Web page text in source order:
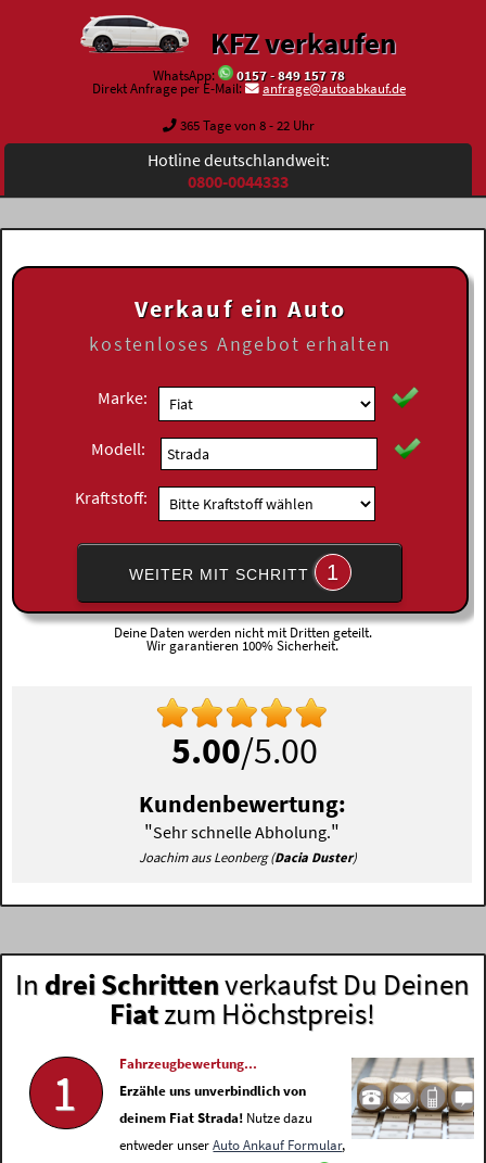
KFZ verkaufen
WhatsApp:
0157 - 849 157 78
Direkt Anfrage per E-Mail:
anfrage@autoabkauf.de
365 Tage von 8 - 22 Uhr
Hotline deutschlandweit:
0800-0044333
Verkauf ein Auto
kostenloses Angebot erhalten
Marke:
Modell:
Kraftstoff:
WEITER MIT SCHRITT 1
Deine Daten werden nicht mit Dritten geteilt.
Wir garantieren 100% Sicherheit.
5.00/5.00
Kundenbewertung:
"Sehr schnelle Abholung."
Joachim aus Leonberg (Dacia Duster)
In drei Schrittenverkaufst Du Deinen
Fiatzum Höchstpreis!
1
Fahrzeugbewertung...
Erzähle uns unverbindlich von
deinem Fiat Strada! Nutze dazu
entweder unserAuto Ankauf Formular,